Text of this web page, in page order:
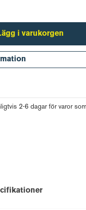
i varukorgen
2-6 dagar för varor